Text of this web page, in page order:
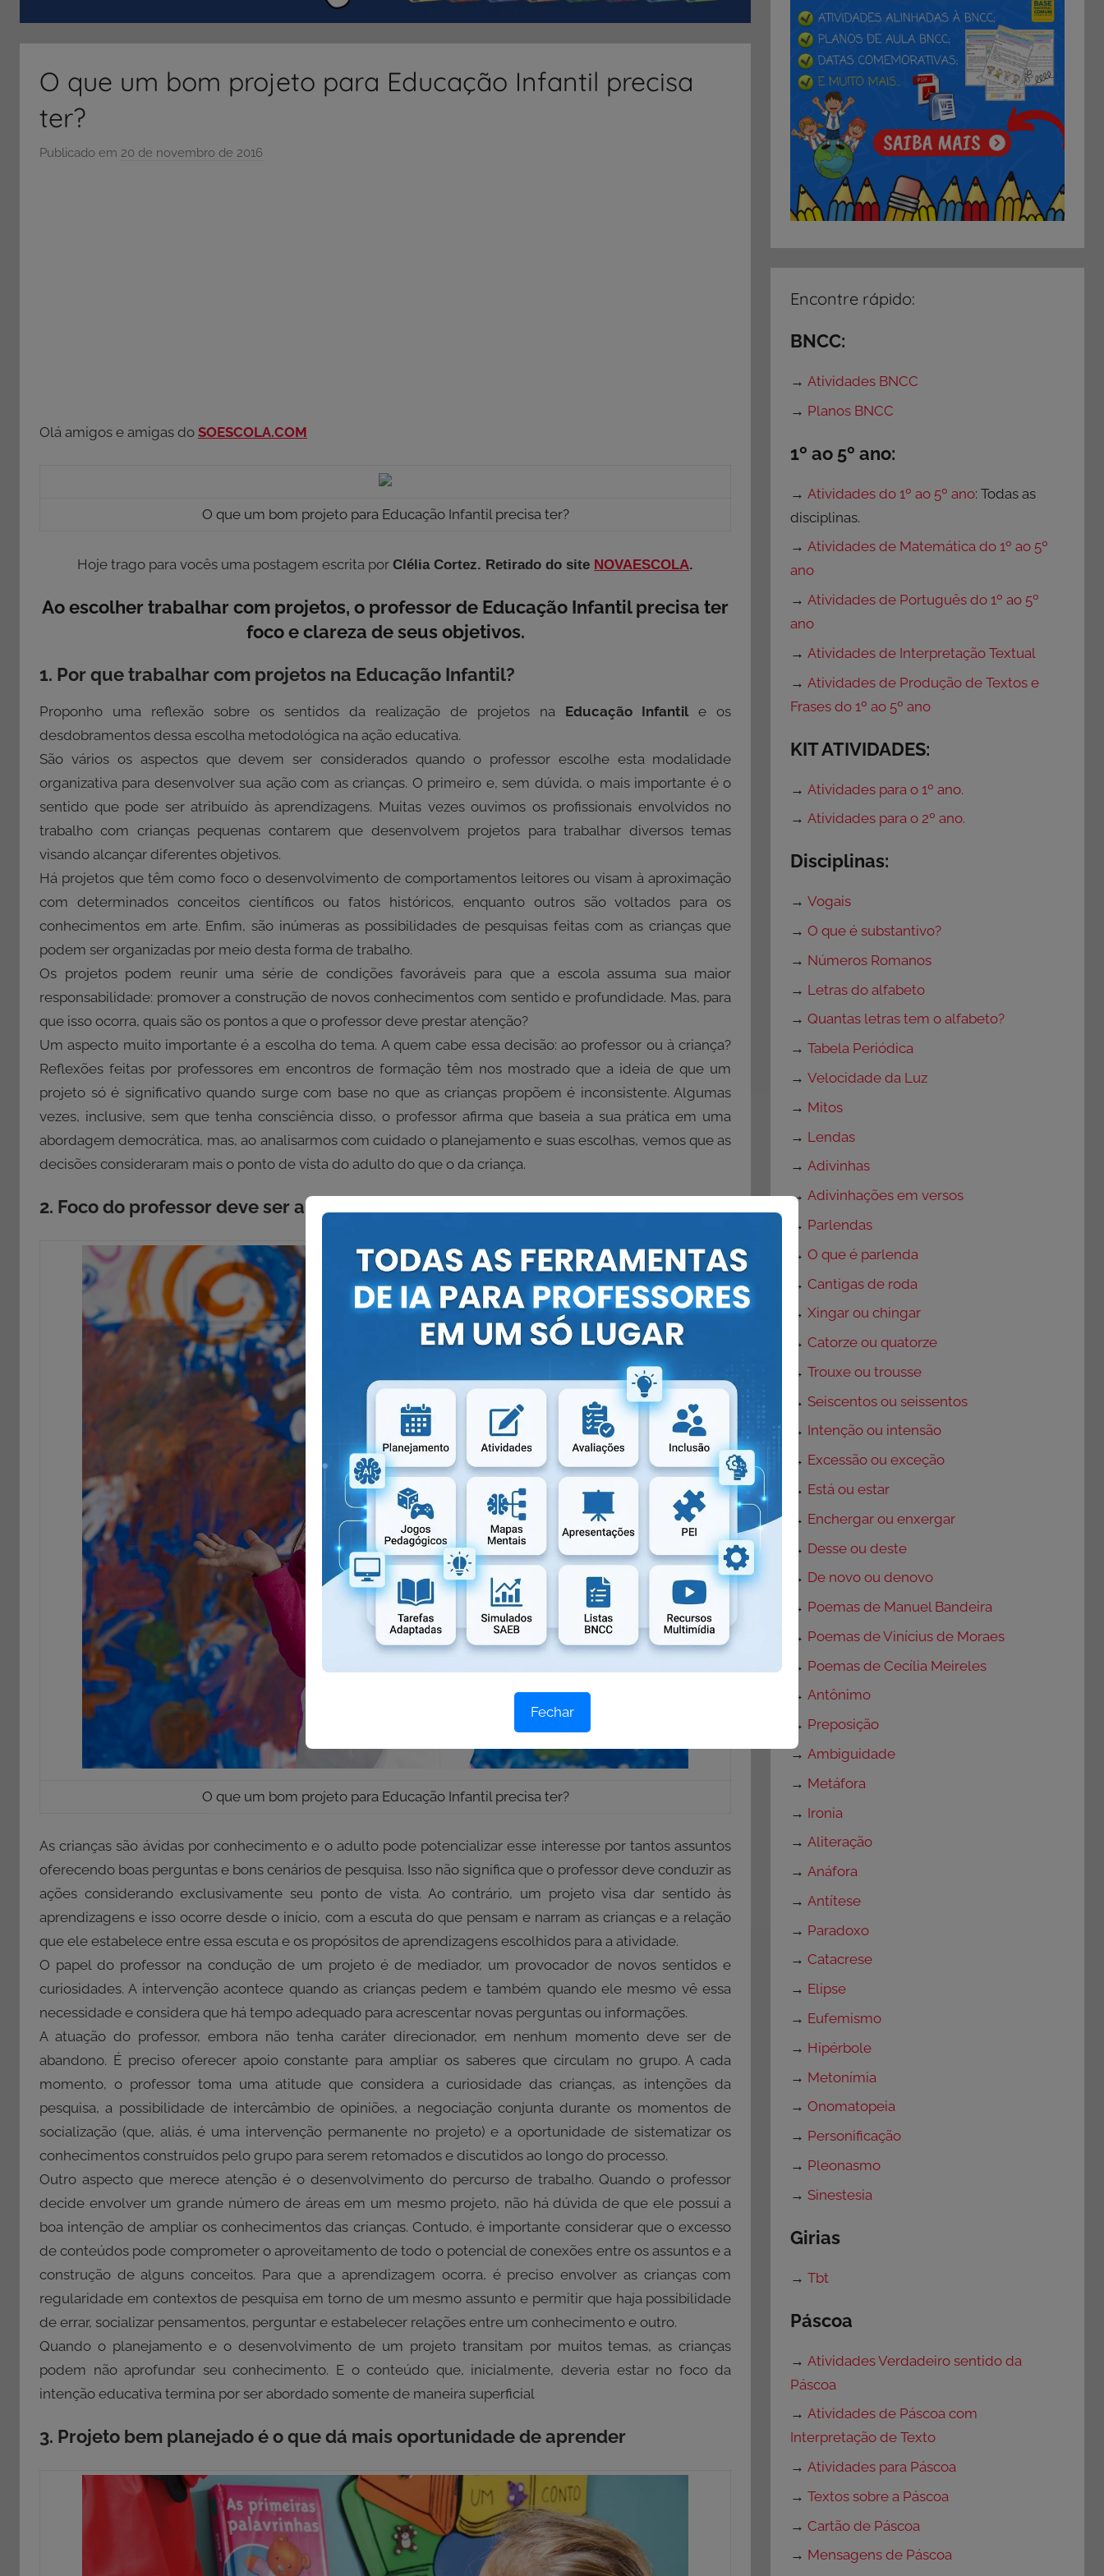
ENEM
e
cursos
matérias
para
O que um bom projeto para Educação Infantil precisa
ter?
Publicado em 20 de novembro de 2016
Olá amigos e amigas do SOESCOLA.COM
O que um bom projeto para Educação Infantil precisa ter?
Hoje trago para vocês uma postagem escrita porClélia Cortez. Retirado do site NOVAESCOLA.
Ao escolher trabalhar com projetos, o professor de Educação Infantil precisa ter
foco e clareza de seus objetivos.
1. Por que trabalhar com projetos na Educação Infantil?
Proponho uma reflexão sobre os sentidos da realização de projetos na Educação Infantile os
desdobramentos dessa escolha metodológica na ação educativa.
São vários os aspectos que devem ser considerados quando o professor escolhe esta modalidade
organizativa para desenvolver sua ação com as crianças. O primeiro e, sem dúvida, o mais importante é o
sentido que pode ser atribuído às aprendizagens. Muitas vezes ouvimos os profissionais envolvidos no
trabalho com crianças pequenas contarem que desenvolvem projetos para trabalhar diversos temas
visando alcançar diferentes objetivos.
Há projetos que têm como foco o desenvolvimento de comportamentos leitores ou visam à aproximação
com determinados conceitos científicos ou fatos históricos, enquanto outros são voltados para os
conhecimentos em arte. Enfim, são inúmeras as possibilidades de pesquisas feitas com as crianças que
podem ser organizadas por meio desta forma de trabalho.
Os projetos podem reunir uma série de condições favoráveis para que a escola assuma sua maior
responsabilidade: promover a construção de novos conhecimentos com sentido e profundidade. Mas, para
que isso ocorra, quais são os pontos a que o professor deve prestar atenção?
Um aspecto muito importante é a escolha do tema. A quem cabe essa decisão: ao professor ou à criança?
Reflexões feitas por professores em encontros de formação têm nos mostrado que a ideia de que um
projeto só é significativo quando surge com base no que as crianças propõem é inconsistente. Algumas
vezes, inclusive, sem que tenha consciência disso, o professor afirma que baseia a sua prática em uma
abordagem democrática, mas, ao analisarmos com cuidado o planejamento e suas escolhas, vemos que as
decisões consideraram mais o ponto de vista do adulto do que o da criança.
2. Foco do professor deve ser a ampliação dos saberes
O que um bom projeto para Educação Infantil precisa ter?
As crianças são ávidas por conhecimento e o adulto pode potencializar esse interesse por tantos assuntos
oferecendo boas perguntas e bons cenários de pesquisa. Isso não significa que o professor deve conduzir as
ações considerando exclusivamente seu ponto de vista. Ao contrário, um projeto visa dar sentido às
aprendizagens e isso ocorre desde o início, com a escuta do que pensam e narram as crianças e a relação
que ele estabelece entre essa escuta e os propósitos de aprendizagens escolhidos para a atividade.
O papel do professor na condução de um projeto é de mediador, um provocador de novos sentidos e
curiosidades. A intervenção acontece quando as crianças pedem e também quando ele mesmo vê essa
necessidade e considera que há tempo adequado para acrescentar novas perguntas ou informações.
A atuação do professor, embora não tenha caráter direcionador, em nenhum momento deve ser de
abandono. É preciso oferecer apoio constante para ampliar os saberes que circulam no grupo. A cada
momento, o professor toma uma atitude que considera a curiosidade das crianças, as intenções da
pesquisa, a possibilidade de intercâmbio de opiniões, a negociação conjunta durante os momentos de
socialização (que, aliás, é uma intervenção permanente no projeto) e a oportunidade de sistematizar os
conhecimentos construídos pelo grupo para serem retomados e discutidos ao longo do processo.
Outro aspecto que merece atenção é o desenvolvimento do percurso de trabalho. Quando o professor
decide envolver um grande número de áreas em um mesmo projeto, não há dúvida de que ele possui a
boa intenção de ampliar os conhecimentos das crianças. Contudo, é importante considerar que o excesso
de conteúdos pode comprometer o aproveitamento de todo o potencial de conexões entre os assuntos e a
construção de alguns conceitos. Para que a aprendizagem ocorra, é preciso envolver as crianças com
regularidade em contextos de pesquisa em torno de um mesmo assunto e permitir que haja possibilidade
de errar, socializar pensamentos, perguntar e estabelecer relações entre um conhecimento e outro.
Quando o planejamento e o desenvolvimento de um projeto transitam por muitos temas, as crianças
podem não aprofundar seu conhecimento. E o conteúdo que, inicialmente, deveria estar no foco da
intenção educativa termina por ser abordado somente de maneira superficial
3. Projeto bem planejado é o que dá mais oportunidade de aprender
Encontre rápido:
BNCC:
→Atividades BNCC
→ Planos BNCC
1º ao 5º ano:
→Atividades do 1º ao 5º ano: Todas as
disciplinas.
→Atividades de Matemática do 1º ao 5º
ano
→Atividades de Português do 1º ao 5º
ano
→Atividades de Interpretação Textual
→Atividades de Produção de Textos e
Frases do 1º ao 5º ano
KIT ATIVIDADES:
→Atividades para o 1º ano.
→Atividades para o 2º ano.
Disciplinas:
→Vogais
→O que é substantivo?
→ Números Romanos
→ Letras do alfabeto
→Quantas letras tem o alfabeto?
→Tabela Periódica
→Velocidade da Luz
→ Mitos
→ Lendas
→Adivinhas
→Adivinhações em versos
→ Parlendas
→O que é parlenda
→Cantigas de roda
→Xingar ou chingar
→Catorze ou quatorze
→Trouxe ou trousse
→ Seiscentos ou seissentos
→ Intenção ou intensão
→ Excessão ou exceção
→ Está ou estar
→ Enchergar ou enxergar
→ Desse ou deste
→ De novo ou denovo
→ Poemas de Manuel Bandeira
→ Poemas de Vinícius de Moraes
→ Poemas de Cecília Meireles
→Antônimo
→ Preposição
→Ambiguidade
→ Metáfora
→ Ironia
→Aliteração
→Anáfora
→Antítese
→ Paradoxo
→Catacrese
→ Elipse
→ Eufemismo
→ Hipérbole
→ Metonímia
→Onomatopeia
→ Personificação
→ Pleonasmo
→ Sinestesia
Girias
→Tbt
Páscoa
→Atividades Verdadeiro sentido da
Páscoa
→Atividades de Páscoa com
Interpretação de Texto
→Atividades para Páscoa
→Textos sobre a Páscoa
→Cartão de Páscoa
→ Mensagens de Páscoa
Fechar